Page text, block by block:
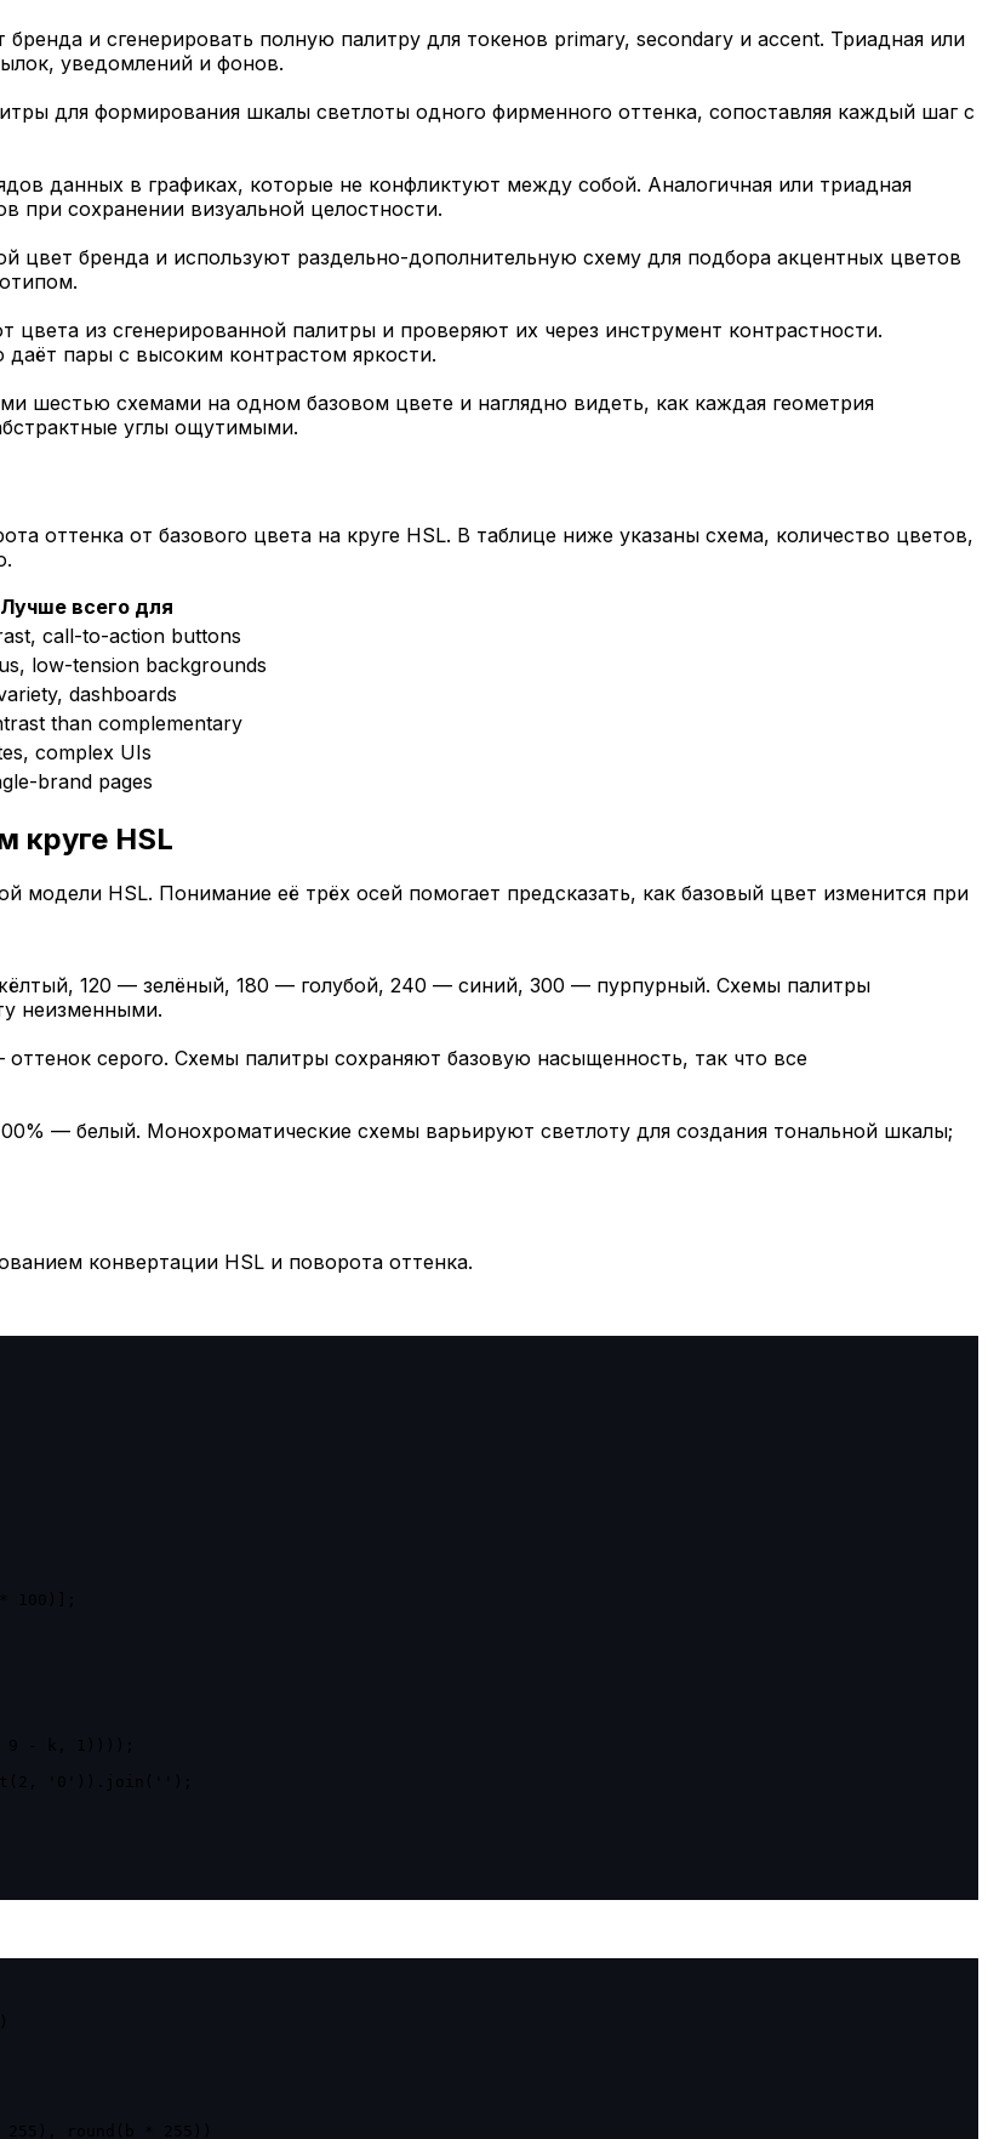
и сгенерировать полную палитру для токенов primary, secondary и accent. Триадная или
уведомлений и фонов.
для формирования шкалы светлоты одного фирменного оттенка, сопоставляя каждый шаг с
данных в графиках, которые не конфликтуют между собой. Аналогичная или триадная
при сохранении визуальной целостности.
бренда и используют раздельно-дополнительную схему для подбора акцентных цветов
из сгенерированной палитры и проверяют их через инструмент контрастности.
пары с высоким контрастом яркости.
шестью схемами на одном базовом цвете и наглядно видеть, как каждая геометрия
углы ощутимыми.
оттенка от базового цвета на круге HSL. В таблице ниже указаны схема, количество цветов,
Лучше всего для
call-to-action buttons
low-tension backgrounds
dashboards
than complementary
complex UIs
brand pages
круге HSL
модели HSL. Понимание её трёх осей помогает предсказать, как базовый цвет изменится при
120 — зелёный, 180 — голубой, 240 — синий, 300 — пурпурный. Схемы палитры
неизменными.
серого. Схемы палитры сохраняют базовую насыщенность, так что все
— белый. Монохроматические схемы варьируют светлоту для создания тональной шкалы;
конвертации HSL и поворота оттенка.